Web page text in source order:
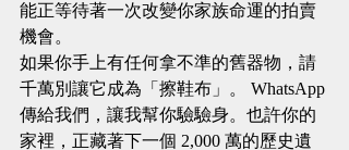
能正等待著一次改變你家族命運的拍賣
機會。
如果你手上有任何拿不準的舊器物，請
千萬別讓它成為「擦鞋布」。 WhatsApp
傳給我們，讓我幫你驗驗身。也許你的
家裡，正藏著下一個 2,000 萬的歷史遺